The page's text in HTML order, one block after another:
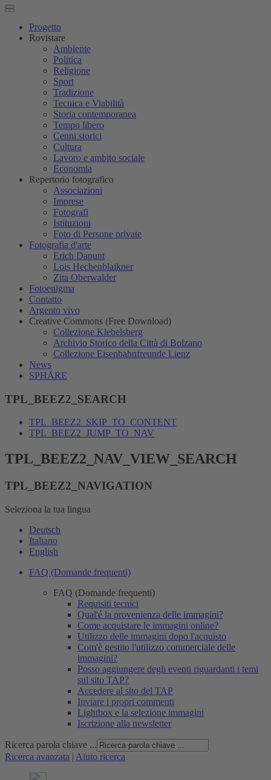
Progetto
Rovistare
Ambiente
Politica
Religione
Sport
Tradizione
Tecnica e Viabilità
Storia contemporanea
Tempo libero
Cenni storici
Cultura
Lavoro e ambito sociale
Economia
Repertorio fotografico
Associazioni
Imprese
Fotografi
Istituzioni
Foto di Persone private
Fotografia d'arte
Erich Dapunt
Lois Hechenblaikner
Zita Oberwalder
Fotoenigma
Contatto
Argento vivo
Creative Commons (Free Download)
Collezione Klebelsberg
Archivio Storico della Città di Bolzano
Collezione Eisenbahnfreunde Lienz
News
SPHÄRE
TPL_BEEZ2_SEARCH
TPL_BEEZ2_SKIP_TO_CONTENT
TPL_BEEZ2_JUMP_TO_NAV
TPL_BEEZ2_NAV_VIEW_SEARCH
TPL_BEEZ2_NAVIGATION
Seleziona la tua lingua
Deutsch
Italiano
English
FAQ (Domande frequenti)
FAQ (Domande frequenti)
Requisiti tecnici
Qual'é la provenienza delle immagini?
Come acquistare le immagini online?
Utilizzo delle immagini dopo l'acquisto
Com'è gestito l'utilizzo commerciale delle
immagini?
Posso aggiungere degli eventi riguardanti i temi
sul sito TAP?
Accedere al sito del TAP
Inviare i propri commenti
Lightbox e la selezione immagini
Iscrizione alla newsletter
Ricerca parola chiave ...
Ricerca avanzata | Aiuto ricerca